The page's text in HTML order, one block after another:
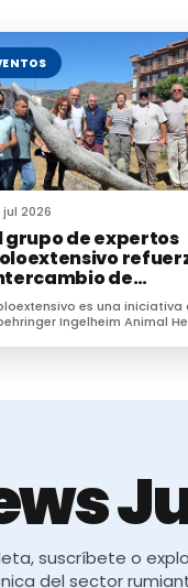
jul 2026
grupo de expertos
de
sobre
extensivo en
encuentro anual
es una iniciativa
Ingelheim Animal
de conexión entre
suscríbete o
del sector